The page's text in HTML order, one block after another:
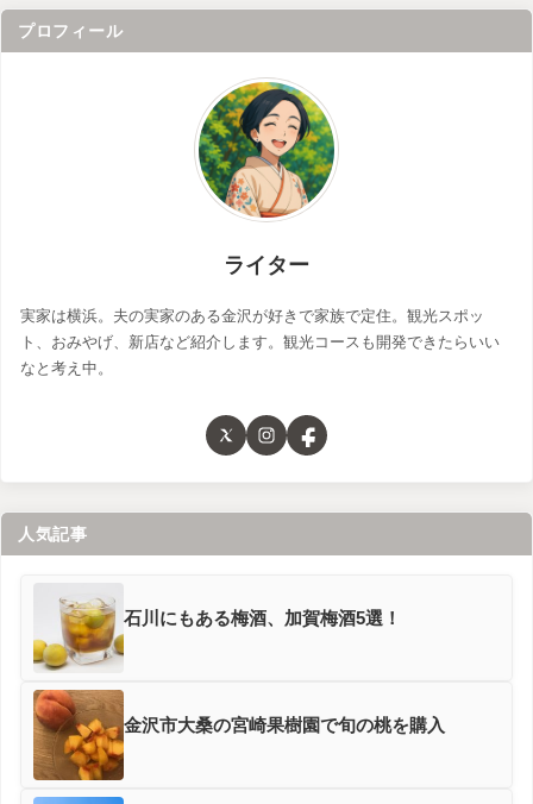
プロフィール
ライター
実家は横浜。夫の実家のある金沢が好きで家族で定住。観光スポッ
ト、おみやげ、新店など紹介します。観光コースも開発できたらいい
なと考え中。
人気記事
石川にもある梅酒、加賀梅酒5選！
金沢市大桑の宮崎果樹園で旬の桃を購入